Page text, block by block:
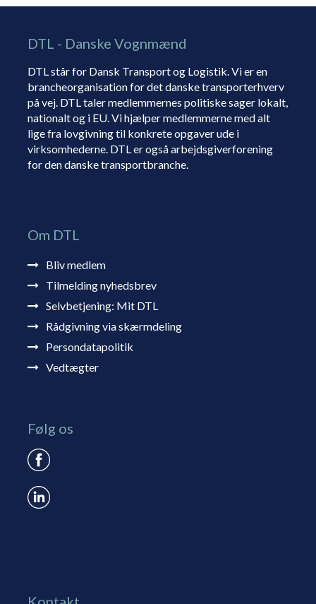
DTL - Danske Vognmænd
DTL står for Dansk Transport og Logistik. Vi er en
brancheorganisation for det danske transporterhverv
på vej. DTL taler medlemmernes politiske sager lokalt,
nationalt og i EU. Vi hjælper medlemmerne med alt
lige fra lovgivning til konkrete opgaver ude i
virksomhederne. DTL er også arbejdsgiverforening
for den danske transportbranche.
Om DTL
Bliv medlem
Tilmelding nyhedsbrev
Selvbetjening: Mit DTL
Rådgivning via skærmdeling
Persondatapolitik
Vedtægter
Følg os